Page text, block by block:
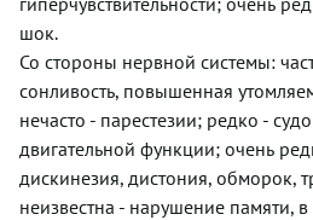
шок.
Со стороны нервной системы:
сонливость, повышенная
нечасто - парестезии; редко -
двигательной функции; очень
дискинезия, дистония, обморок,
неизвестна - нарушение памяти, в